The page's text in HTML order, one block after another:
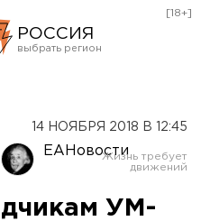
РОССИЯ
Оренбург
[18+]
14 НОЯБРЯ 2018 В 12:45
ЕАНовости
УМ-